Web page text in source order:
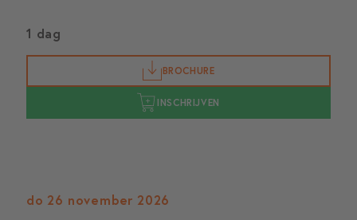
1 dag
BROCHURE
INSCHRIJVEN
do 26 november 2026